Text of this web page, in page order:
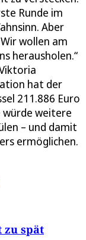
Runde im
Aber
wollen am
herausholen.“
hat der
211.886 Euro
würde weitere
– und damit
ermöglichen.
zu spät